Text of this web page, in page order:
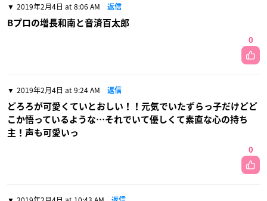
2019年2月4日 at 8:06 AM 返信
Bプロの増長和南と音済百太郎
0
2019年2月4日 at 9:24 AM 返信
どろろが可愛くていとおしい！！元気でいたずらっ子だけどど
こか悟っているような…それでいて優しくて素直な心の持ち
主！声も可愛いっ
0